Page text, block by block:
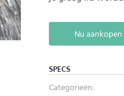
Nu aankopen
SPECS
Categorieën: